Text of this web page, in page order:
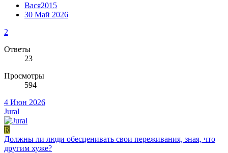
Вася2015
30 Май 2026
2
Ответы
23
Просмотры
594
4 Июн 2026
Jural
R
Должны ли люди обесценивать свои переживания, зная, что
другим хуже?